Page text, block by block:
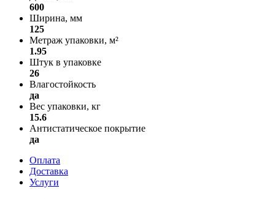
600
Ширина, мм
125
Метраж упаковки, м²
1.95
Штук в упаковке
26
Влагостойкость
да
Вес упаковки, кг
15.6
Антистатическое покрытие
да
Оплата
Доставка
Услуги